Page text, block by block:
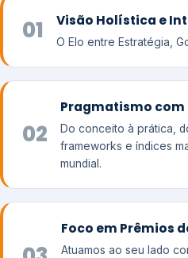
01 Visão Holística e
O Elo entre Estratégia,
02
Pragmatismo com
Do conceito à prática,
frameworks e índices
mundial.
Foco em Prêmios
Atuamos ao seu lado